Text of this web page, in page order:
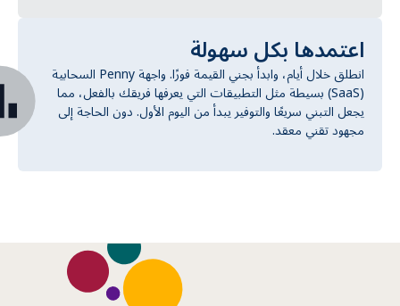
اعتمدها بكل سهولة
انطلق خلال أيام، وابدأ بجني القيمة فورًا. واجهة Penny السحابية
(SaaS) بسيطة مثل التطبيقات التي يعرفها فريقك بالفعل، مما
يجعل التبني سريعًا والتوفير يبدأ من اليوم الأول. دون الحاجة إلى
مجهود تقني معقد.